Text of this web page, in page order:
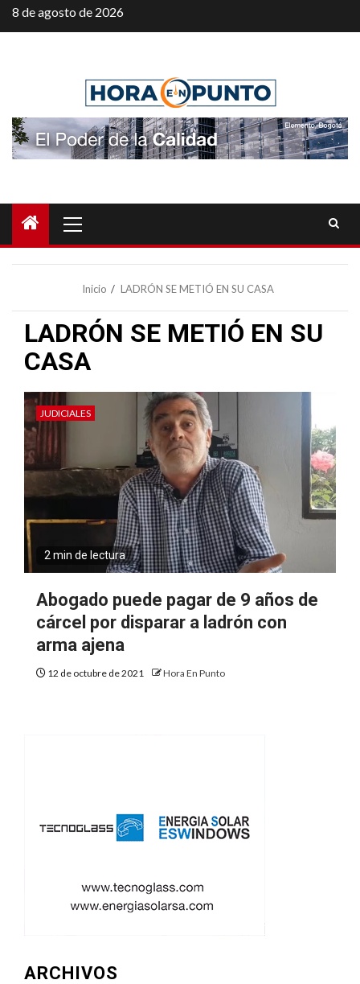
Saltar
al
8 de agosto de 2026
principal
Inicio LADRÓN SE METIÓ EN SU CASA
LADRÓN SE METIÓ EN SU
CASA
JUDICIALES
2 min de lectura
Abogado puede pagar de 9 años de
cárcel por disparar a ladrón con
arma ajena
12 de octubre de 2021 Hora En Punto
ARCHIVOS